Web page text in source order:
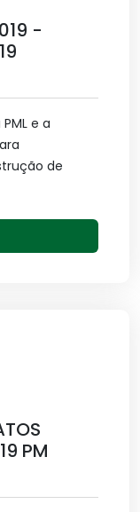
-
e a
de
PM